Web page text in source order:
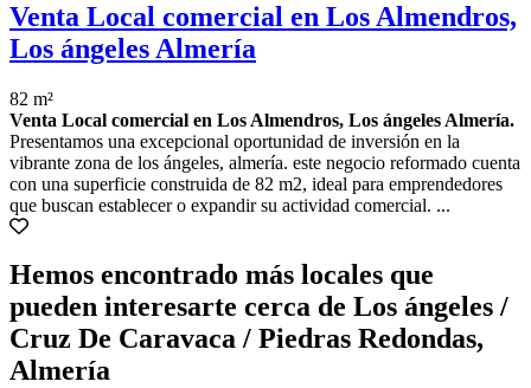
Venta Local comercial en Los Almendros,
Los ángeles Almería
82 m²
Venta Local comercial en Los Almendros, Los ángeles Almería.
Presentamos una excepcional oportunidad de inversión en la
vibrante zona de los ángeles, almería. este negocio reformado cuenta
con una superficie construida de 82 m2, ideal para emprendedores
que buscan establecer o expandir su actividad comercial. ...
Hemos encontrado más locales que
pueden interesarte cerca de Los ángeles /
Cruz De Caravaca / Piedras Redondas,
Almería